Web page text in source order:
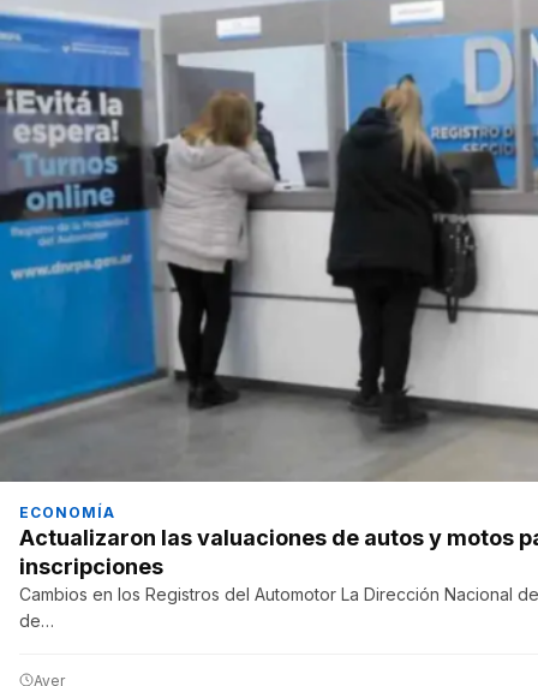
ECONOMÍA
Actualizaron las valuaciones de autos y motos
inscripciones
Cambios en los Registros del Automotor La Dirección Nacional
de…
Ayer